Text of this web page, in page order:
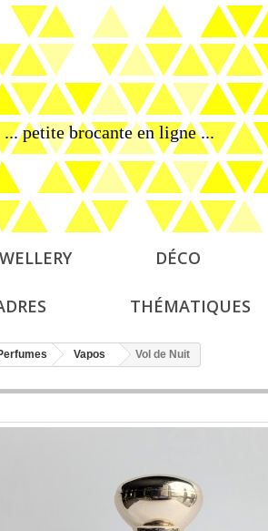
... petite brocante en ligne ...
DÉCO
THÉMATIQUES
Vapos Vol de Nuit